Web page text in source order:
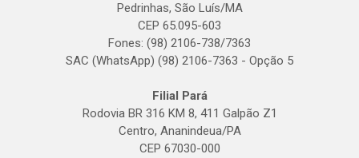
Pedrinhas, São Luís/MA
CEP 65.095-603
Fones: (98) 2106-738/7363
SAC (WhatsApp) (98) 2106-7363 - Opção 5
Filial Pará
Rodovia BR 316 KM 8, 411 Galpão Z1
Centro, Ananindeua/PA
CEP 67030-000